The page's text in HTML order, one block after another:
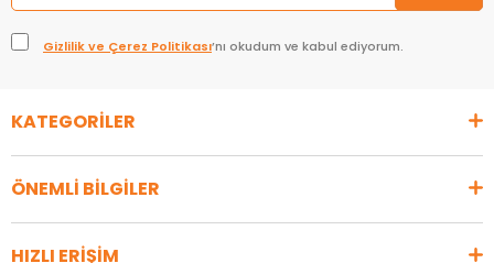
Gizlilik ve Çerez Politikası’nı okudum ve kabul ediyorum.
KATEGORİLER
ÖNEMLİ BİLGİLER
HIZLI ERİŞİM